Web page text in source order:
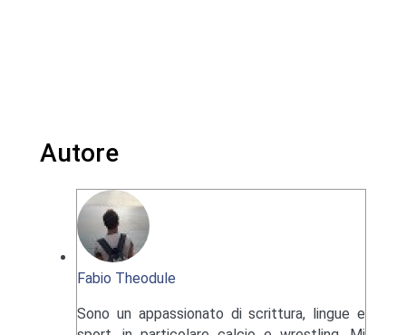
Autore
Fabio Theodule
Sono un appassionato di scrittura, lingue e